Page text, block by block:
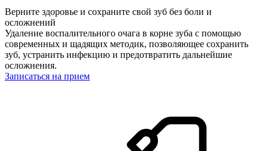
Верните здоровье и сохраните свой зуб без боли и
осложнений
Удаление воспалительного очага в корне зуба с помощью
современных и щадящих методик, позволяющее сохранить
зуб, устранить инфекцию и предотвратить дальнейшие
осложнения.
Записаться на прием